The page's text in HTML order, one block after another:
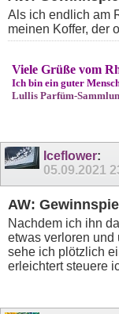
Als ich endlich am
meinen Koffer, der
Viele Grüße vom
Ich bin ein guter
Lullis Parfüm-
Iceflower:
05.09.2021
AW:
Nachdem ich ihn
etwas verloren und
sehe ich plötzlich
erleichtert steuere